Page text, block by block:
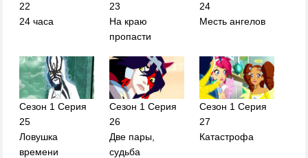
22
24 часа
23
На краю
пропасти
24
Месть ангелов
Сезон 1 Серия
25
Ловушка
времени
Сезон 1 Серия
26
Две пары,
судьба
Сезон 1 Серия
27
Катастрофа